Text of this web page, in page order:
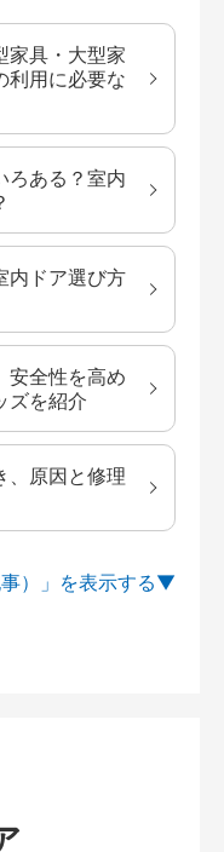
具・大型家
利用に必要な
ろある？室内
内ドア選び方
全性を高め
ズを紹介
、原因と修理
）」を